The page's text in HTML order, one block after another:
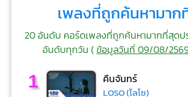
เพลงที่ถูกค้นหามาก
20 อันดับ คอร์ดเพลงที่ถูกค้นหามากที่สุดป
อันดับทุกวัน (ข้อมูลวันที่ 09/08/
1 คืนจันทร์
LOSO (โลโซ)